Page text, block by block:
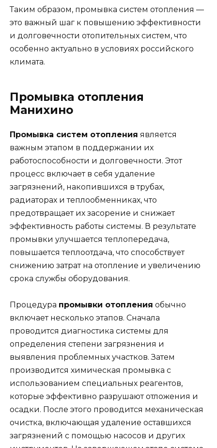
Таким образом, промывка систем отопления —
это важный шаг к повышению эффективности
и долговечности отопительных систем, что
особенно актуально в условиях российского
климата.
Промывка отопления
Манихино
Промывка систем отопления является
важным этапом в поддержании их
работоспособности и долговечности. Этот
процесс включает в себя удаление
загрязнений, накопившихся в трубах,
радиаторах и теплообменниках, что
предотвращает их засорение и снижает
эффективность работы системы. В результате
промывки улучшается теплопередача,
повышается теплоотдача, что способствует
снижению затрат на отопление и увеличению
срока службы оборудования.
Процедура промывки отопления обычно
включает несколько этапов. Сначала
проводится диагностика системы для
определения степени загрязнения и
выявления проблемных участков. Затем
производится химическая промывка с
использованием специальных реагентов,
которые эффективно разрушают отложения и
осадки. После этого проводится механическая
очистка, включающая удаление оставшихся
загрязнений с помощью насосов и других